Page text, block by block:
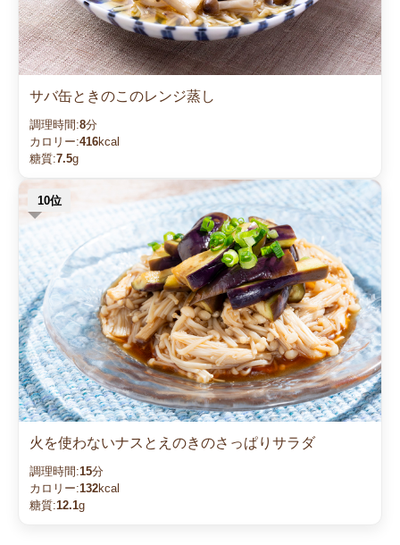
サバ缶ときのこのレンジ蒸し
調理時間:8分
カロリー:416kcal
糖質:7.5g
火を使わないナスとえのきのさっぱりサラダ
調理時間:15分
カロリー:132kcal
糖質:12.1g